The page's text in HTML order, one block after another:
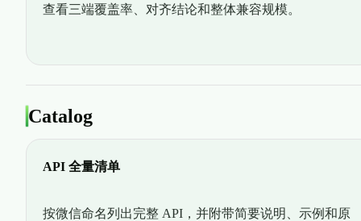
查看三端覆盖率、对齐结论和整体兼容规模。
Catalog
API 全量清单
按微信命名列出完整 API，并附带简要说明、示例和原